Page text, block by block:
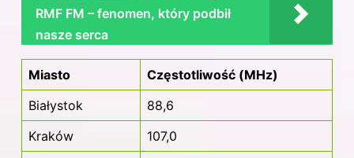
RMF FM – fenomen, który podbił
nasze serca
Miasto
Częstotliwość (MHz)
Białystok
88,6
Kraków
107,0